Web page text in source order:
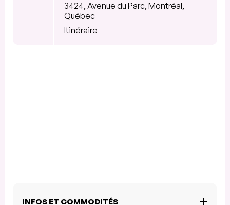
3424, Avenue du Parc, Montréal,
Québec
Itinéraire
INFOS ET COMMODITÉS